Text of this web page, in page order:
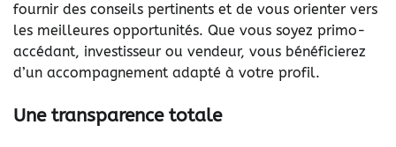
fournir des conseils pertinents et de vous orienter vers
les meilleures opportunités. Que vous soyez primo-
accédant, investisseur ou vendeur, vous bénéficierez
d’un accompagnement adapté à votre profil.
Une transparence totale